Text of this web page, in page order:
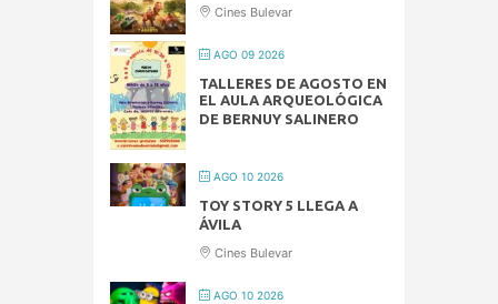
Cines Bulevar
AGO 09 2026
TALLERES DE AGOSTO EN
EL AULA ARQUEOLÓGICA
DE BERNUY SALINERO
AGO 10 2026
TOY STORY 5 LLEGA A
ÁVILA
Cines Bulevar
AGO 10 2026